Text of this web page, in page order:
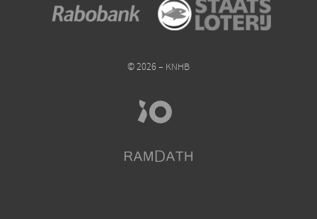
© 2026 – KNHB